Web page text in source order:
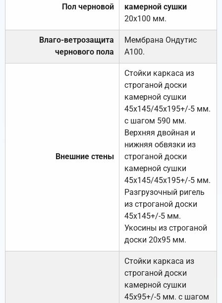
Пол черновой
камерной сушки
20х100 мм.
Влаго-ветрозащита
чернового пола
Мембрана Ондутис
А100.
Внешние стены
Стойки каркаса из
строганой доски
камерной сушки
45х145/45х195+/-5 мм.
с шагом 590 мм.
Верхняя двойная и
нижняя обвязки из
строганой доски
камерной сушки
45х145/45х195+/-5 мм.
Разгрузочный ригель
из строганой доски
45х145+/-5 мм.
Укосины из строганой
доски 20х95 мм.
Стойки каркаса из
строганой доски
камерной сушки
45х95+/-5 мм. с шагом